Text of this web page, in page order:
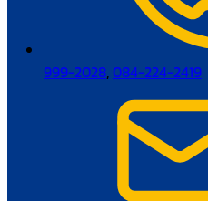
999-2028,084-224-2419